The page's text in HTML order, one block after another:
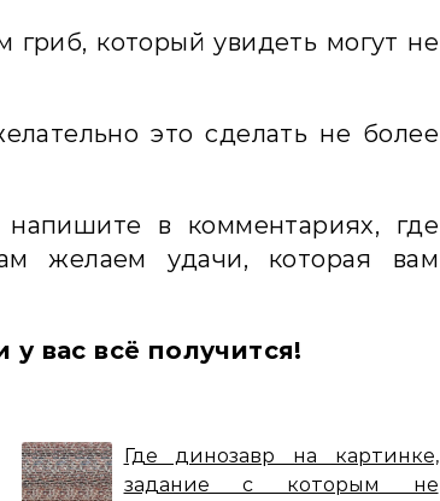
гриб, который увидеть могут не
это сделать не более
в комментариях, где
желаем удачи, которая вам
у вас всё получится!
Где динозавр на картинке,
задание с которым не